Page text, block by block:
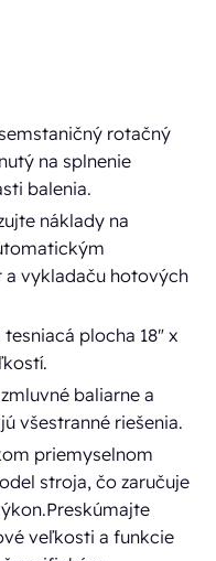
rotačný
na splnenie
balenia.
náklady na
vykladaču hotových
plocha 18" x
baliarne a
všestranné riešenia.
priemyselnom
stroja, čo zaručuje
veľkosti a funkcie